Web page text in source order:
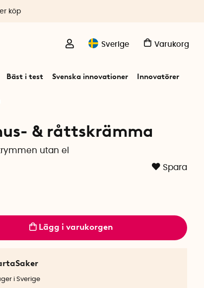
Sverige Varukorg
Bäst i test Svenska innovationer Innovatörer
köp
& råttskrämma
utan el
Spara
Lägg i varukorgen
i Sverige